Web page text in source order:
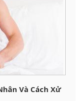
Và Cách Xử